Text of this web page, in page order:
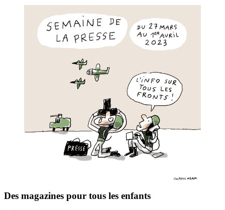
Des magazines pour tous les enfants